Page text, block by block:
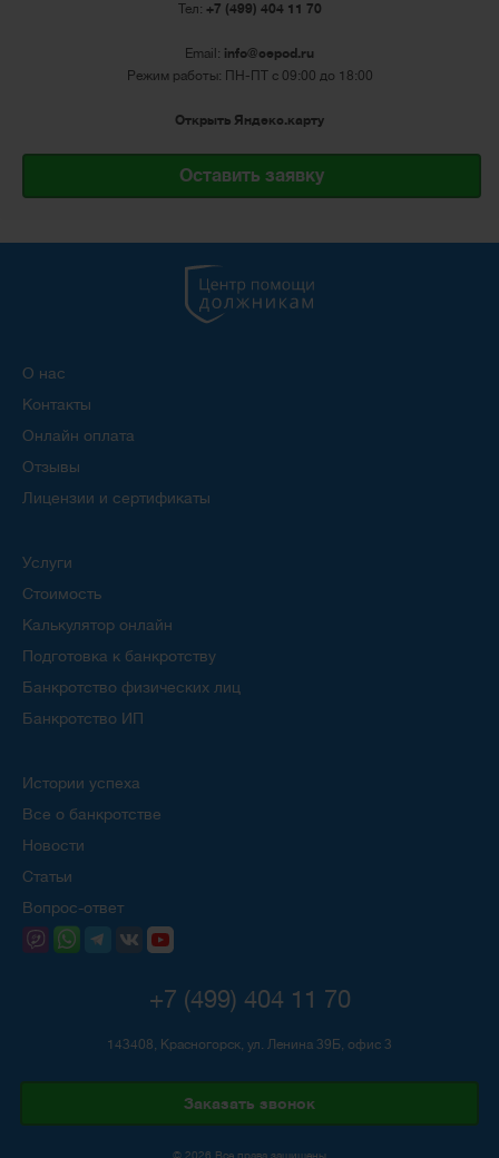
Тел: +7 (499) 404 11 70
Email: info@cepod.ru
Режим работы: ПН-ПТ с 09:00 до 18:00
Открыть Яндекс.карту
Оставить заявку
О нас
Контакты
Онлайн оплата
Отзывы
Лицензии и сертификаты
Услуги
Стоимость
Калькулятор онлайн
Подготовка к банкротству
Банкротство физических лиц
Банкротство ИП
Истории успеха
Все о банкротстве
Новости
Статьи
Вопрос-ответ
+7 (499) 404 11 70
143408, Красногорск, ул. Ленина 39Б, офис 3
Заказать звонок
© 2026 Все права защищены